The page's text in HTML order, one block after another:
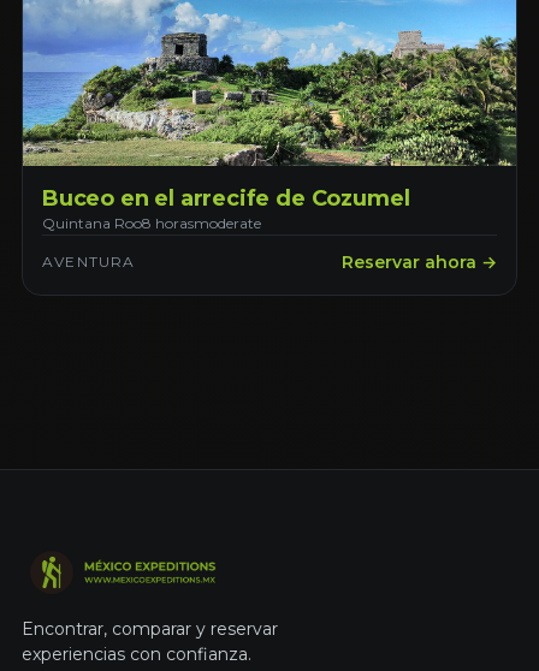
Buceo en el arrecife de Cozumel
Quintana Roo8 horasmoderate
AVENTURA Reservar ahora →
Encontrar, comparar y reservar
experiencias con confianza.